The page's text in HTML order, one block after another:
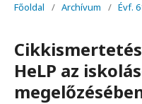
Főoldal / Archívum / Évf.
HeLP az